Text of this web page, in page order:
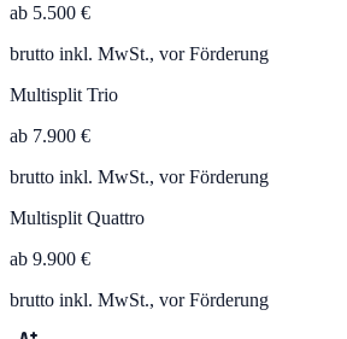
ab 5.500 €
brutto inkl. MwSt., vor Förderung
Multisplit Trio
ab 7.900 €
brutto inkl. MwSt., vor Förderung
Multisplit Quattro
ab 9.900 €
brutto inkl. MwSt., vor Förderung